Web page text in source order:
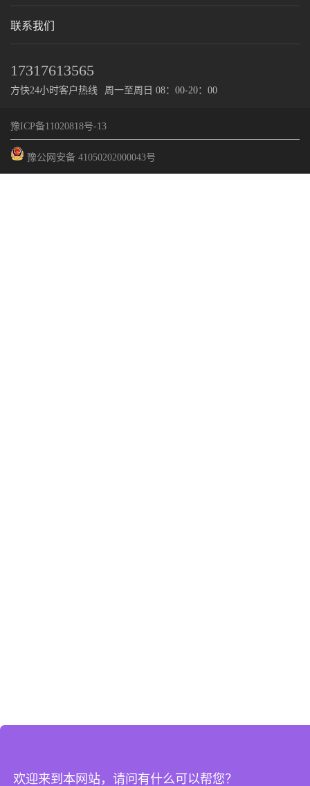
联系我们
17317613565
方快24小时客户热线 周一至周日 08：00-20：00
豫ICP备11020818号-13
豫公网安备 41050202000043号
欢迎来到本网站，请问有什么可以帮您？